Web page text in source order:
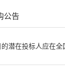
公告
潜在投标人应在全